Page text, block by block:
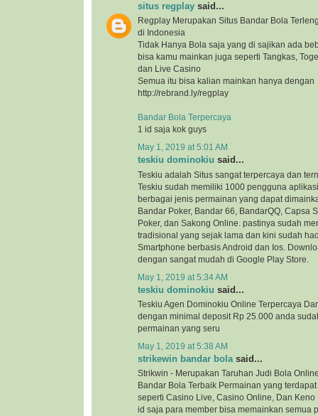
situs regplay said...
Regplay Merupakan Situs Bandar Bola
di Indonesia
Tidak Hanya Bola saja yang di sajikan ada
bisa kamu mainkan juga seperti Tangkas,
dan Live Casino
Semua itu bisa kalian mainkan hanya dengan
http://rebrand.ly/regplay
Bandar Bola Terpercaya
1 id saja kok guys
May 1, 2019 at 5:01 AM
teskiu dominokiu said...
Teskiu adalah Situs sangat terpercaya dan
Teskiu sudah memiliki 1000 pengguna
berbagai jenis permainan yang dapat
Bandar Poker, Bandar 66, BandarQQ, Capsa
Poker, dan Sakong Online. pastinya sudah
tradisional yang sejak lama dan kini sudah
Smartphone berbasis Android dan Ios.
dengan sangat mudah di Google Play Store.
May 1, 2019 at 5:34 AM
teskiu dominokiu said...
Teskiu Agen Dominokiu Online Terpercaya
dengan minimal deposit Rp 25.000 anda
permainan yang seru
May 1, 2019 at 5:38 AM
strikewin bandar bolasaid...
Strikwin - Merupakan Taruhan Judi Bola
Bandar Bola Terbaik Permainan yang
seperti Casino Live, Casino Online, Dan
id saja para member bisa memainkan semua